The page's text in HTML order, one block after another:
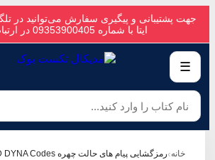
جهت پشتیبانی و پیگیری سفارش می‌توانید در
ایتا با شماره 09353900405 در ارتباط باشید.
☰
خانه›رمزگشایی پیام های حالت چهره MD DYNA Codes